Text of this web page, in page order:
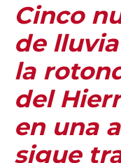
Cinco
de
la
del
en una
sigue